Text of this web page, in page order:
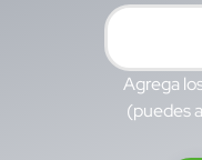
Agrega
(puedes